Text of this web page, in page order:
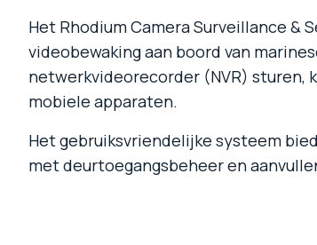
Het Rhodium Camera Surveillance &
videobewaking aan boord van
netwerkvideorecorder (NVR) sturen,
mobiele apparaten.
Het gebruiksvriendelijke systeem
met deurtoegangsbeheer en